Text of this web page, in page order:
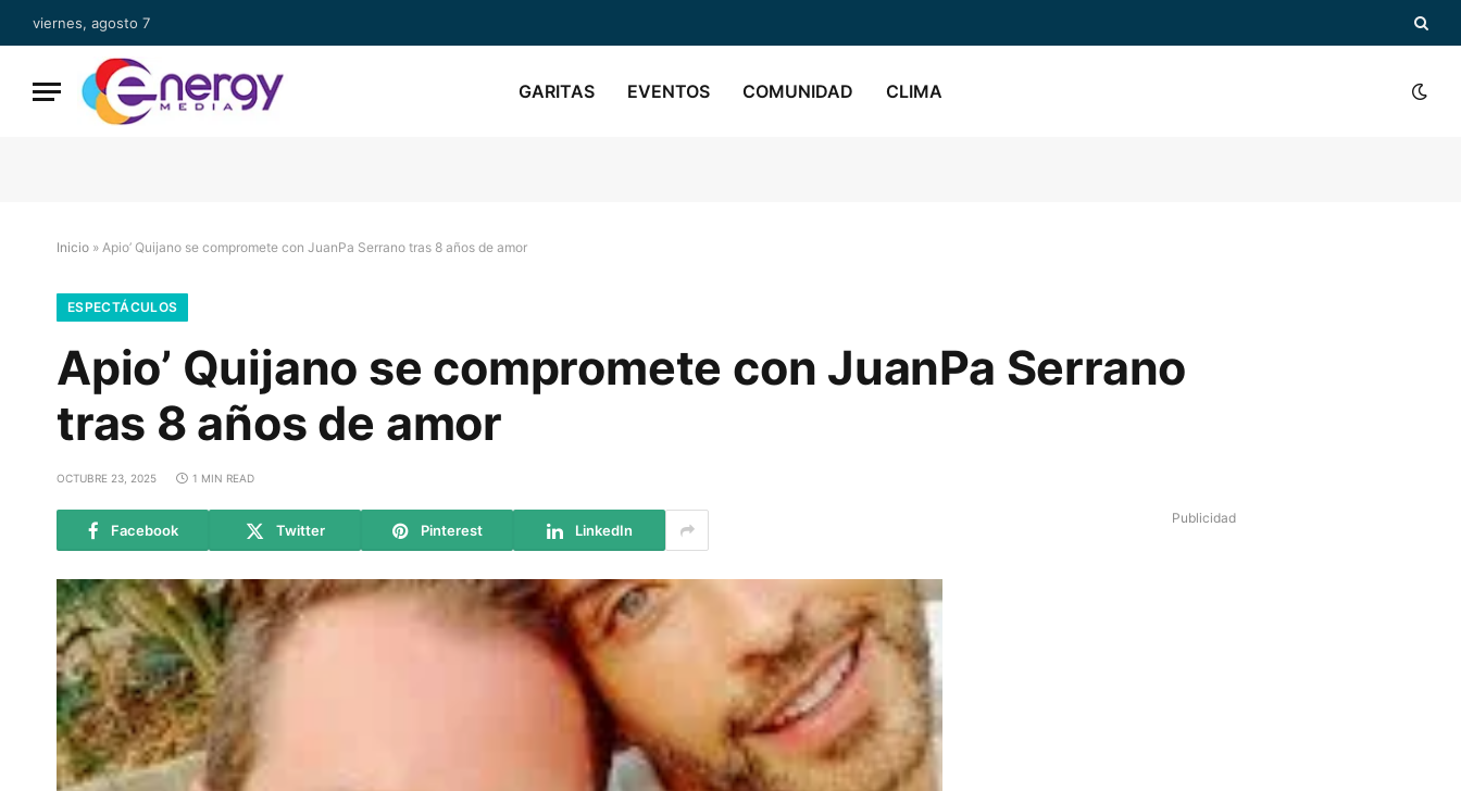
viernes, agosto 7
GARITAS EVENTOS COMUNIDAD CLIMA
Inicio » Apio’ Quijano se compromete con JuanPa Serrano tras 8 años de amor
ESPECTÁCULOS
Apio’ Quijano se compromete con JuanPa Serrano
tras 8 años de amor
OCTUBRE 23, 2025 1 MIN READ
Facebook Twitter Pinterest LinkedIn
Publicidad